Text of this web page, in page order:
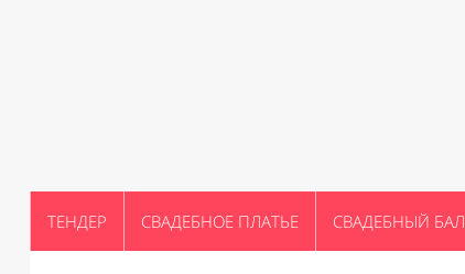
ТЕНДЕР СВАДЕБНОЕ ПЛАТЬЕ СВАДЕБНЫЙ БАЛ